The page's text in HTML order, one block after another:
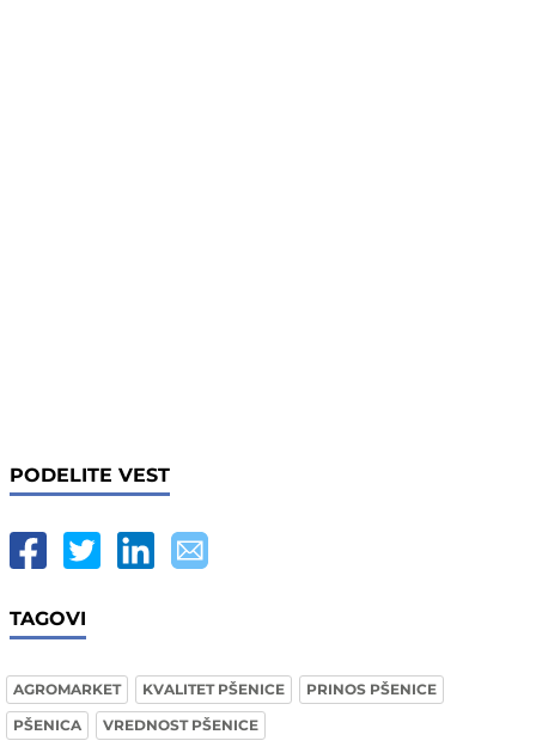
PODELITE VEST
TAGOVI
AGROMARKET KVALITET PŠENICE
PRINOS PŠENICE
PŠENICA
VREDNOST PŠENICE